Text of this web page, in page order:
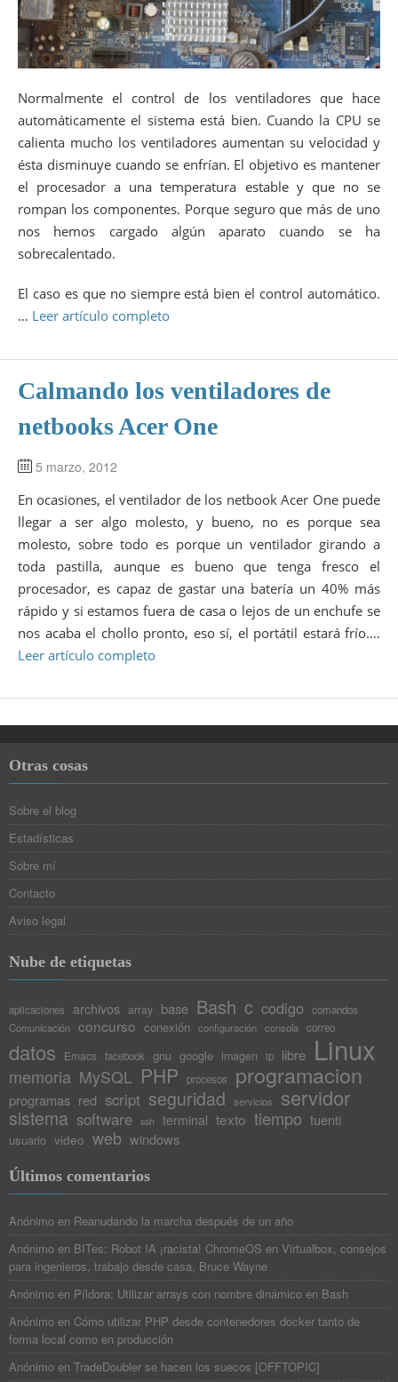
Normalmente el control de los ventiladores que hace
automáticamente el sistema está bien. Cuando la CPU se
calienta mucho los ventiladores aumentan su velocidad y
ésta disminuye cuando se enfrían. El objetivo es mantener
el procesador a una temperatura estable y que no se
rompan los componentes. Porque seguro que más de uno
nos hemos cargado algún aparato cuando se ha
sobrecalentado.
El caso es que no siempre está bien el control automático.
… Leer artículo completo
Calmando los ventiladores de
netbooks Acer One
5 marzo, 2012
En ocasiones, el ventilador de los netbook Acer One puede
llegar a ser algo molesto, y bueno, no es porque sea
molesto, sobre todo es porque un ventilador girando a
toda pastilla, aunque es bueno que tenga fresco el
procesador, es capaz de gastar una batería un 40% más
rápido y si estamos fuera de casa o lejos de un enchufe se
nos acaba el chollo pronto, eso sí, el portátil estará frío.…
Leer artículo completo
Otras cosas
Sobre el blog
Estadísticas
Sobre mí
Contacto
Aviso legal
Nube de etiquetas
aplicaciones archivos array base Bash c codigo
comandos
Comunicación concurso conexión configuración consola correo
datos Emacs facebook gnu google imagen ip libre Linux
memoria MySQL PHP procesos programacion
programas red script seguridad servicios servidor
sistema software ssh terminal texto tiempo tuenti
usuario video web windows
Últimos comentarios
Anónimo en Reanudando la marcha después de un año
Anónimo en BITes: Robot IA ¡racista! ChromeOS en Virtualbox, consejos
para ingenieros, trabajo desde casa, Bruce Wayne
Anónimo en Píldora: Utilizar arrays con nombre dinámico en Bash
Anónimo en Cómo utilizar PHP desde contenedores docker tanto de
forma local como en producción
Anónimo en TradeDoubler se hacen los suecos [OFFTOPIC]